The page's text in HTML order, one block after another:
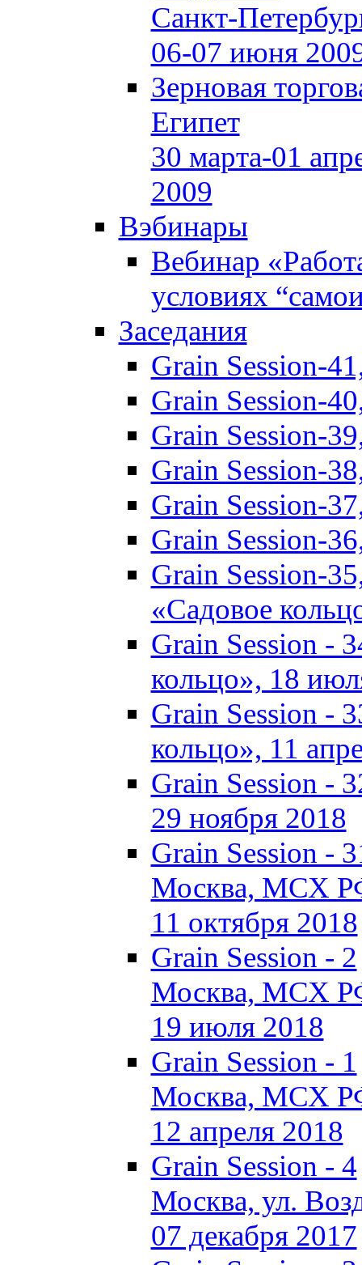
Санкт-
06-07 июня
Зерновая
Египет
30 марта-01
2009
Вэбинары
Вебинар
условиях
Заседания
Grain Session-
Grain Session-
Grain Session-
Grain Session-
Grain Session-
Grain Session-
Grain Session-
«Садовое
Grain Session -
кольцо», 18
Grain Session -
кольцо», 11
Grain Session -
29 ноября 2018
Grain Session -
Москва, МСХ
11 октября 2018
Grain Session - 2
Москва, МСХ
19 июля 2018
Grain Session - 1
Москва, МСХ
12 апреля 2018
Grain Session - 4
Москва, ул.
07 декабря 2017